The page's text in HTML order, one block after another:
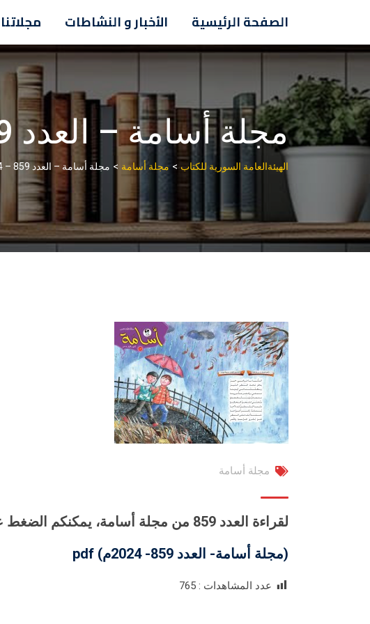
content
الصفحة الرئيسية الأخبار و النشاطات مجلاتنا
مجلة أسامة – العدد 859 – 2024م
الهيئةالعامة السورية للكتاب > مجلة أسامة > مجلة أسامة – العدد 859 – 2024م
مجلة أسامة
لقراءة العدد 859 من مجلة أسامة، يمكنكم الضغط على الرابط أدناه:
(مجلة أسامة- العدد 859- 2024م) pdf
عدد المشاهدات : 765